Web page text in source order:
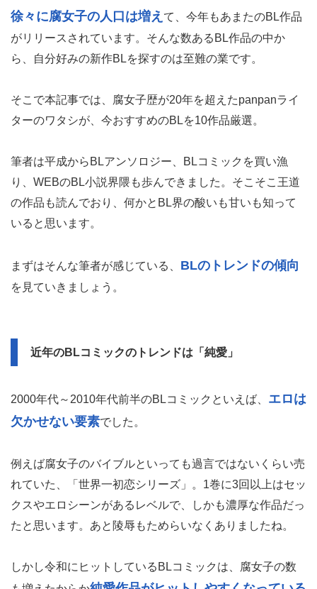
徐々に腐女子の人口は増え て、今年もあまたのBL作品
がリリースされています。そんな数あるBL作品の中か
ら、自分好みの新作BLを探すのは至難の業です。
そこで本記事では、腐女子歴が20年を超えたpanpanライ
ターのワタシが、今おすすめのBLを10作品厳選。
筆者は平成からBLアンソロジー、BLコミックを買い漁
り、WEBのBL小説界隈も歩んできました。そこそこ王道
の作品も読んでおり、何かとBL界の酸いも甘いも知って
いると思います。
まずはそんな筆者が感じている、 BLのトレンドの傾向
を見ていきましょう。
近年のBLコミックのトレンドは「純愛」
2000年代～2010年代前半のBLコミックといえば、 エロは
欠かせない要素でした。
例えば腐女子のバイブルといっても過言ではないくらい売
れていた、「世界一初恋シリーズ」。1巻に3回以上はセッ
クスやエロシーンがあるレベルで、しかも濃厚な作品だっ
たと思います。あと陵辱もためらいなくありましたね。
しかし令和にヒットしているBLコミックは、腐女子の数